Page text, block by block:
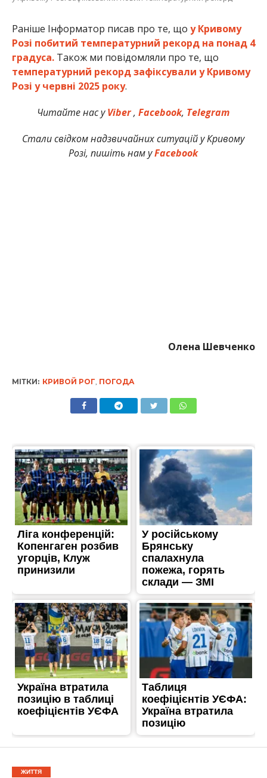
Раніше Інформатор писав про те, що у Кривому
Розі побитий температурний рекорд на понад 4
градуса.Також ми повідомляли про те, що
температурний рекорд зафіксували у Кривому
Розі у червні 2025 року.
Читайте нас уViber,Facebook, Telegram
Стали свідком надзвичайних ситуацій у Кривому
Розі, пишіть нам уFacebook
Олена Шевченко
МІТКИ: КРИВОЙ РОГ, ПОГОДА
ЖИТТЯ